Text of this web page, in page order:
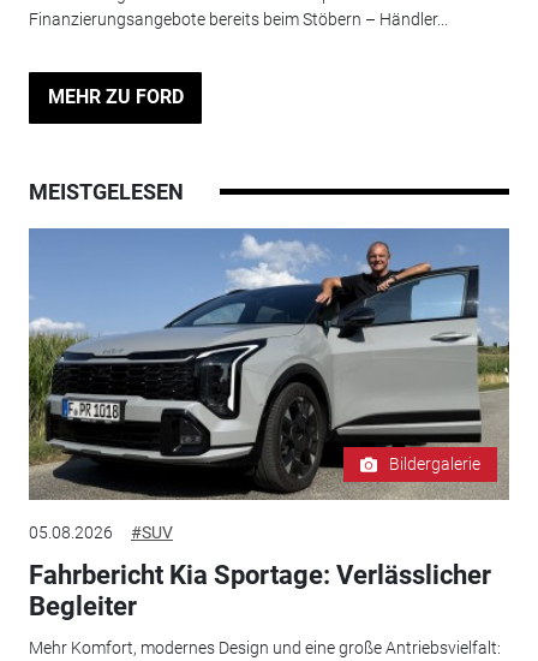
Finanzierungsangebote bereits beim Stöbern – Händler...
MEHR ZU FORD
MEISTGELESEN
Bildergalerie
05.08.2026 #SUV
Fahrbericht Kia Sportage: Verlässlicher
Begleiter
Mehr Komfort, modernes Design und eine große Antriebsvielfalt: